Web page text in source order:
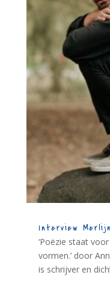
Interview
‘Poëzie staat
vormen.’ door
is schrijver en